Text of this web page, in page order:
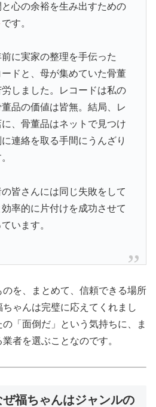
心の余裕を生み出すための
です。
に実家の整理を手伝った
ドと、母が集めていた骨董
しました。レコードは私の
品の価値は皆無。結局、レ
、骨董品はネットで見つけ
連絡を取る手間にうんざり
皆さんには同じ失敗をして
率的に片付けを成功させて
います。
を、まとめて、信頼できる場所
ゃんは完璧に応えてくれまし
「面倒だ」という気持ちに、ま
者を選ぶことなのです。
ぜ福ちゃんはジャンルの